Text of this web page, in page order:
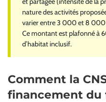
nature des activités
varier entre 3 000 et 8 000
Ce montant est plafonné à
d’habitat inclusif.
Comment la
financement